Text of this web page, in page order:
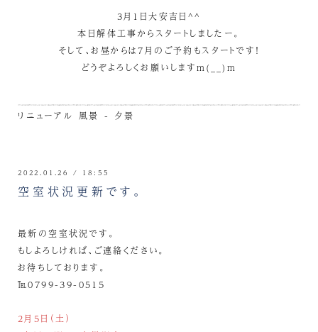
3月1日大安吉日^^
本日解体工事からスタートしましたー。
そして、お昼からは7月のご予約もスタートです！
どうぞよろしくお願いしますm(__)m
リニューアル 風景 - 夕景
2022.01.26 / 18:55
空室状況更新です。
最新の空室状況です。
もしよろしければ、ご連絡ください。
お待ちしております。
℡0799-39-0515
2月5日（土）